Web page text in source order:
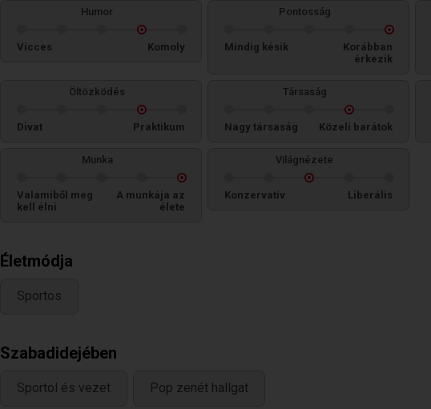
Humor
Vicces Komoly
Pontosság
Mindig késik
Korábban
érkezik
Öltözködés
Divat Praktikum
Társaság
Nagy társaság Közeli barátok
Munka
Valamiből meg
kell élni
A munkája az
élete
Világnézete
Konzervatív Liberális
Életmódja
Sportos
Szabadidejében
Sportol és vezet Pop zenét hallgat